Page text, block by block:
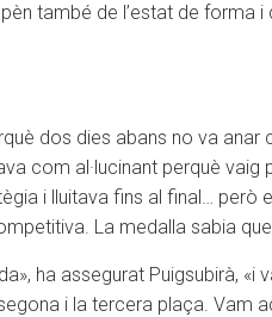
també de l’estat de
dos dies abans no va
com al·lucinant perquè
i lluitava fins al final…
La medalla sabia
ha assegurat Puigsubirà,
i la tercera plaça. Vam